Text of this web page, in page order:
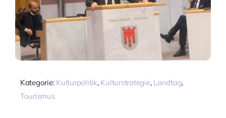
Kategorie: Kulturpolitik, Kulturstrategie, Landtag,
Tourismus